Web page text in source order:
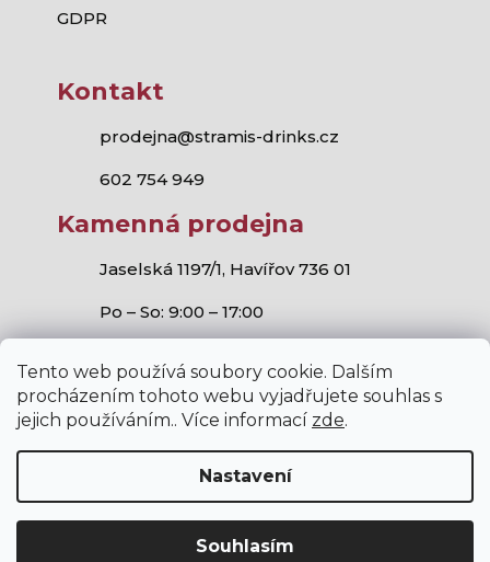
Tento web používá soubory cookie. Dalším
procházením tohoto webu vyjadřujete souhlas s
jejich používáním.. Více informací zde.
Nastavení
Souhlasím
GDPR
Kontakt
prodejna@stramis-drinks.cz
602 754 949
Kamenná prodejna
Jaselská 1197/1, Havířov 736 01
Po – So: 9:00 – 17:00
Stramis.cz všechna práva vyhrazena.
Studio S!cka
V internetovém obchodě stramis.cz platí zákaz prodeje